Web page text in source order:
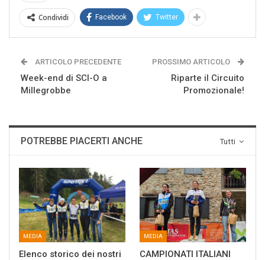
Condividi Facebook Twitter
ARTICOLO PRECEDENTE
Week-end di SCI-O a
Millegrobbe
PROSSIMO ARTICOLO
Riparte il Circuito
Promozionale!
Tutti
POTREBBE PIACERTI ANCHE
MEDIA
Elenco storico dei nostri
MEDIA
CAMPIONATI ITALIANI